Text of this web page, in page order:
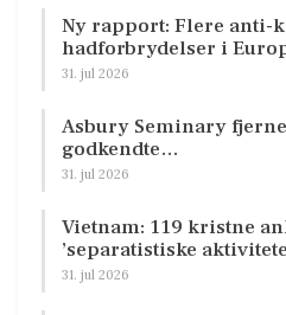
Ny rapport: Flere anti-
hadforbrydelser i
31. jul 2026
Asbury Seminary
godkendte…
31. jul 2026
Vietnam: 119 kristne
’separatistiske
31. jul 2026